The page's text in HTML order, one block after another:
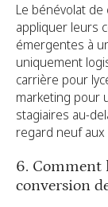
Le bénévolat
appliquer leurs
émergentes à
uniquement
carrière pour
marketing pour
stagiaires au-
regard neuf aux
6. Comment
conversion